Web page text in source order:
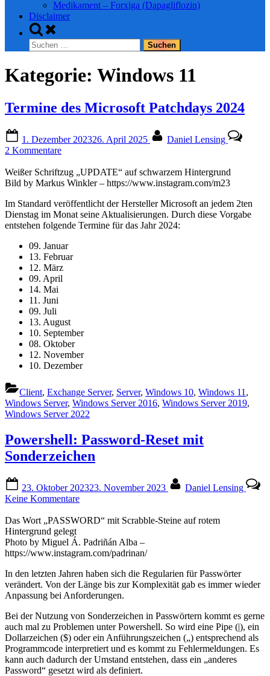
Medikament – Forxiga (Dapagliflozin)
Disclaimer
Toggle
search
form
Suchen
nach:
Kategorie: Windows 11
Termine des Microsoft Patchdays 2024
on
1. Dezember 202326. April 2025
Daniel Lensing
2 Kommentarezu
des
Microsoft
2024
Weißer Schriftzug „UPDATE“ auf schwarzem Hintergrund
Bild by Markus Winkler – https://www.instagram.com/m23
Im Standard veröffentlicht der Hersteller Microsoft an jedem 2ten
Dienstag im Monat seine Aktualisierungen. Durch diese Vorgabe
entstehen folgende Termine für das Jahr 2024:
09. Januar
13. Februar
12. März
09. April
14. Mai
11. Juni
09. Juli
13. August
10. September
08. Oktober
12. November
10. Dezember
Client, Exchange Server, Server, Windows 10, Windows 11 ,
Windows Server, Windows Server 2016, Windows Server 2019,
Windows Server 2022
Powershell: Password-Reset mit
Sonderzeichen
on
23. Oktober 202323. November 2023
Daniel Lensing
Keine Kommentarezu
Password-
mit
Sonderzeichen
Das Wort „PASSWORD“ mit Scrabble-Steine auf rotem
Hintergrund gelegt
Photo by Miguel Á. Padriñán Alba –
https://www.instagram.com/padrinan/
In den letzten Jahren haben sich die Regularien für Passwörter
verändert. Von der Länge bis zur Komplexität gab es immer wieder
Anpassung bei Anforderungen.
Bei der Nutzung von Sonderzeichen in Passwörtern kommt es gerne
auch mal zu Problemen unter Powershell. So wird eine Pipe (|), ein
Dollarzeichen ($) oder ein Anführungszeichen („) entsprechend als
Programmcode interpretiert und es kommt zu Fehlermeldungen. Es
kann auch dadurch der Umstand entstehen, dass ein „anderes
Password“ gesetzt wird als definiert.